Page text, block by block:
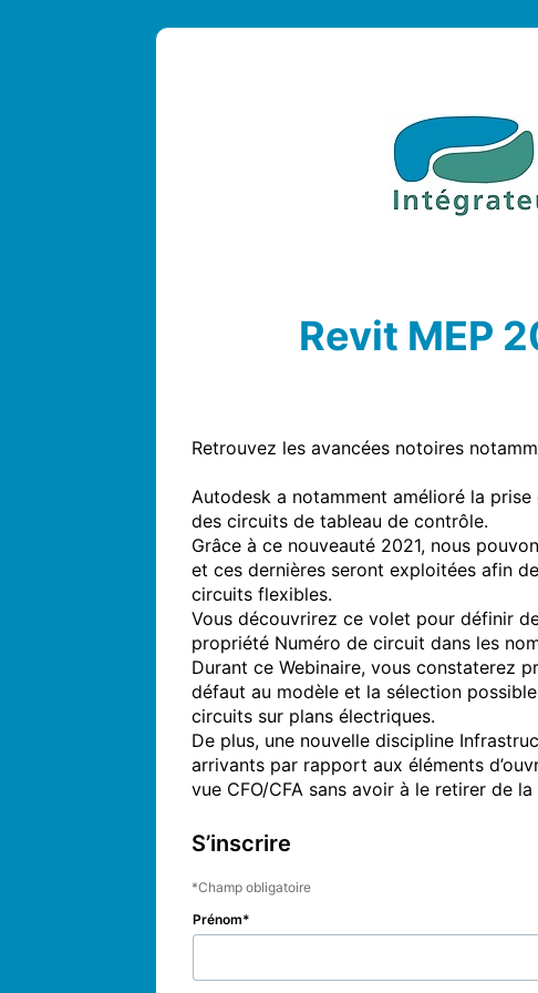
Revit MEP
Retrouvez les avancées notoires
Autodesk a notamment amélioré la
des circuits de tableau de contrôle.
Grâce à ce nouveauté 2021, nous
et ces dernières seront exploitées afin
circuits flexibles.
Vous découvrirez ce volet pour définir
propriété Numéro de circuit dans les
Durant ce Webinaire, vous constaterez
défaut au modèle et la sélection
circuits sur plans électriques.
De plus, une nouvelle discipline
arrivants par rapport aux éléments
S’inscrire
Champ obligatoire
Prénom